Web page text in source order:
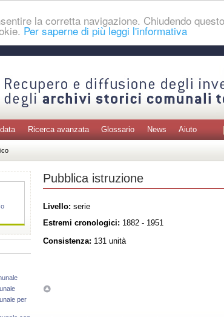
la corretta navigazione. Chiudendo
Per saperne di più leggi l'informativa
Ricerca avanzata Glossario News Aiuto
per
Pubblica istruzione
Livello: serie
Estremi cronologici: 1882 - 1951
Consistenza: 131 unità